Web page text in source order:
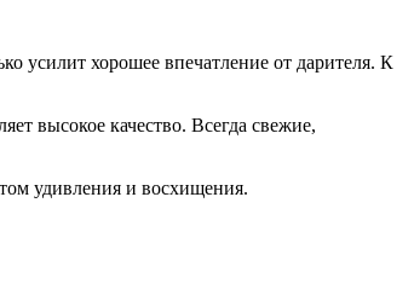
усилит хорошее впечатление от дарителя. К
высокое качество. Всегда свежие,
удивления и восхищения.